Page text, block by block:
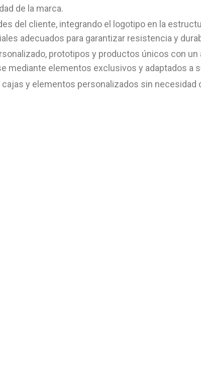
de la marca.
del cliente, integrando el logotipo en la
adecuados para garantizar resistencia y
prototipos y productos únicos con un
mediante elementos exclusivos y adaptados a
y elementos personalizados sin necesidad